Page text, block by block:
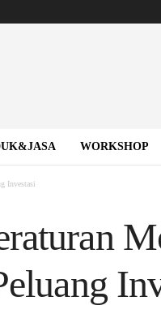
WORKSHOP
Investasi